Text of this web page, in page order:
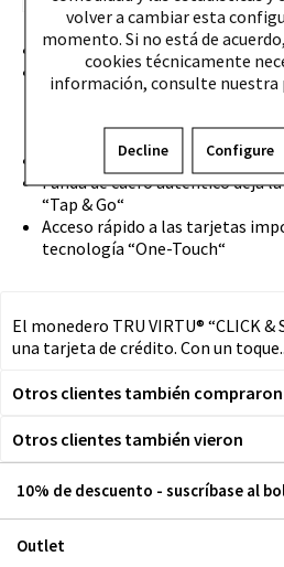
Diseñado y hecho en Alemania
Espacio para 12 cartas de
5 tarjetas, mezcla de un
El estuche de aluminio da
Funda de cuero auténtico deja
“Tap & Go“
Acceso rápido a las tarjetas
tecnología “One-Touch“
El monedero TRU VIRTU® “CLICK
una tarjeta de crédito. Con un
Otros clientes también compraron
Otros clientes también vieron
10% de descuento - suscríbase al
Outlet
volver a cambiar esta
momento. Si no está de
cookies técnicamente
información, consulte nuestra
Decline Configure